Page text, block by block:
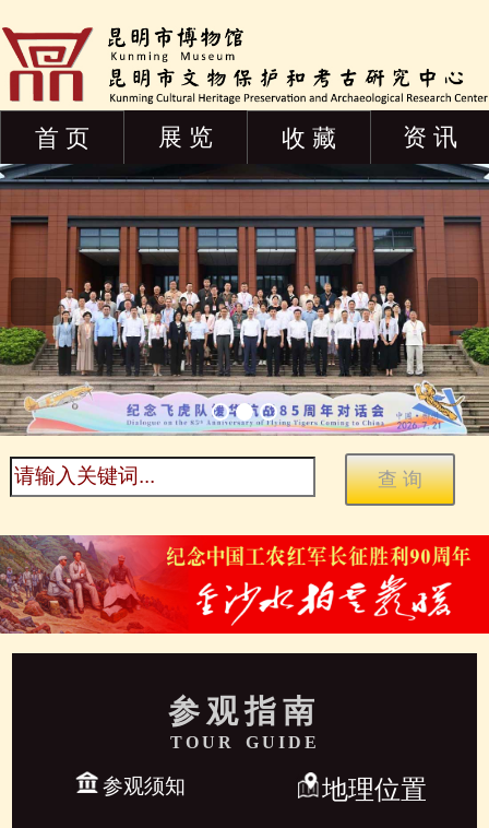
首 页 展 览 收 藏 资 讯
参观指南
TOUR GUIDE
参观须知 地理位置